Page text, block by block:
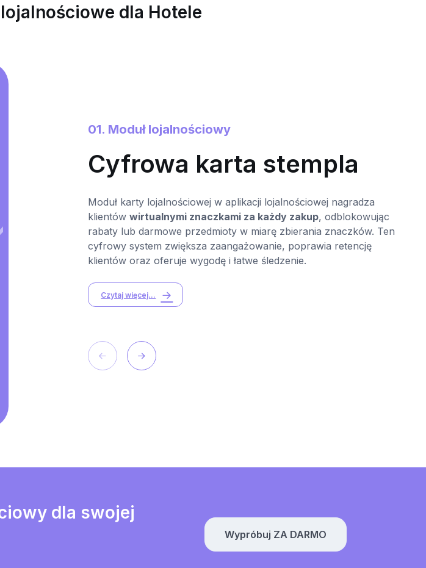
dla Hotele
01. Moduł lojalnościowy
Cyfrowa karta stempla
Moduł karty lojalnościowej w aplikacji lojalnościowej nagradza
klientówwirtualnymi znaczkami za każdy zakup, odblokowując
rabaty lub darmowe przedmioty w miarę zbierania znaczków. Ten
cyfrowy system zwiększa zaangażowanie, poprawia retencję
klientów oraz oferuje wygodę i łatwe śledzenie.
Czytaj więcej...
dla swojej
Wypróbuj ZA DARMO